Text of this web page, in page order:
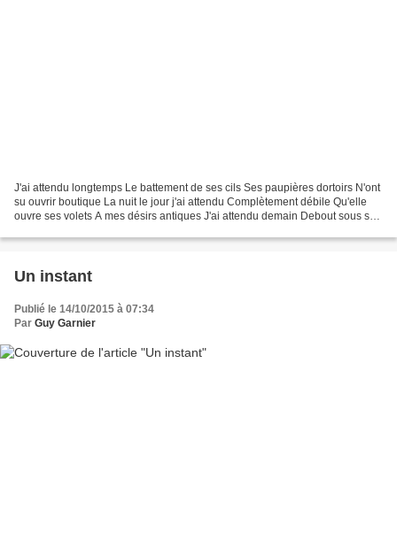
J'ai attendu longtemps Le battement de ses cils Ses paupières dortoirs N'ont
su ouvrir boutique La nuit le jour j'ai attendu Complètement débile Qu'elle
ouvre ses volets A mes désirs antiques J'ai attendu demain Debout sous ses
Un instant
Publié le 14/10/2015 à 07:34
Par Guy Garnier